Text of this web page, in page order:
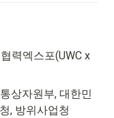
력엑스포(UWC x
상자원부, 대한민
, 방위사업청